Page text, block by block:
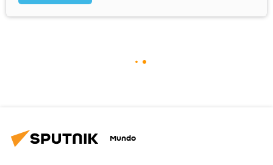
Mundo